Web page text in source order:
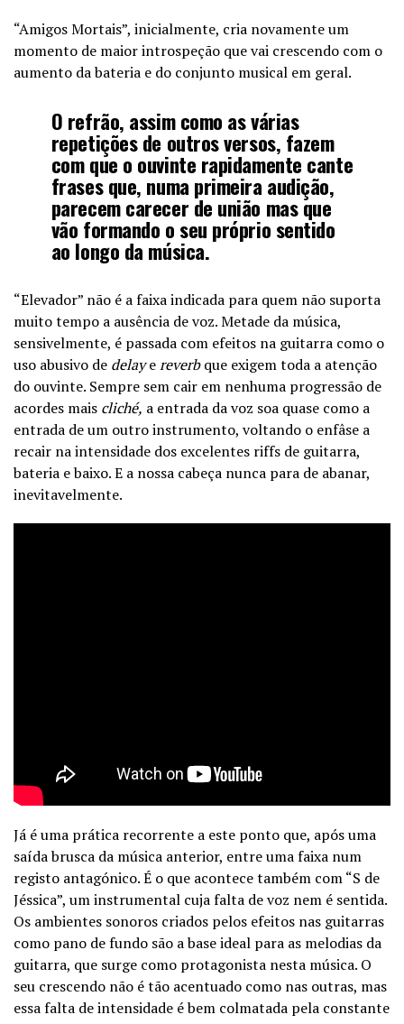
“Amigos Mortais”, inicialmente, cria novamente um
momento de maior introspeção que vai crescendo com o
aumento da bateria e do conjunto musical em geral.
O refrão, assim como as várias
repetições de outros versos, fazem
com que o ouvinte rapidamente cante
frases que, numa primeira audição,
parecem carecer de união mas que
vão formando o seu próprio sentido
ao longo da música.
“Elevador” não é a faixa indicada para quem não suporta
muito tempo a ausência de voz. Metade da música,
sensivelmente, é passada com efeitos na guitarra como o
uso abusivo de delayereverbque exigem toda a atenção
do ouvinte. Sempre sem cair em nenhuma progressão de
acordes mais cliché, a entrada da voz soa quase como a
entrada de um outro instrumento, voltando o enfâse a
recair na intensidade dos excelentes riffs de guitarra,
bateria e baixo. E a nossa cabeça nunca para de abanar,
inevitavelmente.
Já é uma prática recorrente a este ponto que, após uma
saída brusca da música anterior, entre uma faixa num
registo antagónico. É o que acontece também com “S de
Jéssica”, um instrumental cuja falta de voz nem é sentida.
Os ambientes sonoros criados pelos efeitos nas guitarras
como pano de fundo são a base ideal para as melodias da
guitarra, que surge como protagonista nesta música. O
seu crescendo não é tão acentuado como nas outras, mas
essa falta de intensidade é bem colmatada pela constante